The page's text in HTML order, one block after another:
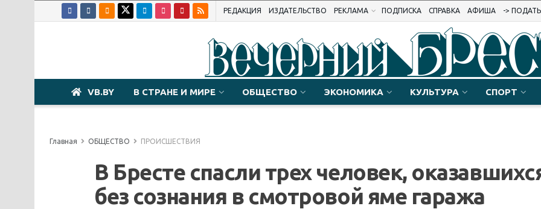
РЕДАКЦИЯ ИЗДАТЕЛЬСТВО РЕКЛАМА ПОДПИСКА СПРАВКА АФИША ->
VB.BY В СТРАНЕ И МИРЕ ОБЩЕСТВО ЭКОНОМИКА КУЛЬТУРА СПОРТ
Главная ОБЩЕСТВО ПРОИСШЕСТВИЯ
В Бресте спасли трех человек,
без сознания в смотровой яме гаража